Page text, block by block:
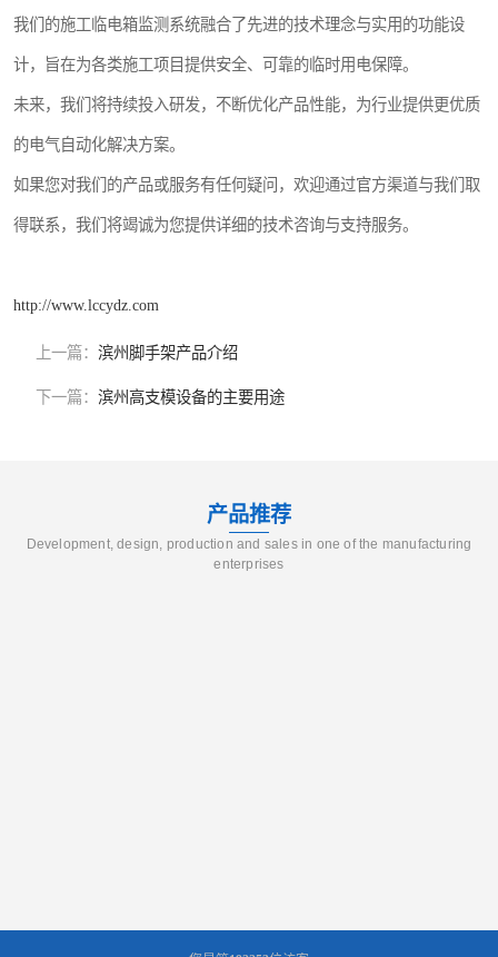
我们的施工临电箱监测系统融合了先进的技术理念与实用的功能设
计，旨在为各类施工项目提供安全、可靠的临时用电保障。
未来，我们将持续投入研发，不断优化产品性能，为行业提供更优质
的电气自动化解决方案。
如果您对我们的产品或服务有任何疑问，欢迎通过官方渠道与我们取
得联系，我们将竭诚为您提供详细的技术咨询与支持服务。
http://www.lccydz.com
上一篇： 滨州脚手架产品介绍
下一篇： 滨州高支模设备的主要用途
产品推荐
Development, design, production and sales in one of the manufacturing
enterprises